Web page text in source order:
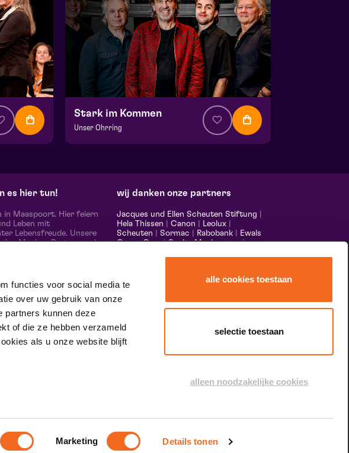
functies voor social media te
over uw gebruik van onze
partners kunnen deze
of die ze hebben verzameld
als u onze website blijft
Marketing Details tonen
alle cookies toestaan
selectie toestaan
alleen noodzakelijke cookies
Stark im Kommen
Unser Ohrring
wo 9 september 2026 | 20:15
es hier tun!
in Maaspoort. Hier feiern
Leben mit
Lebensfreude. Unsere
Macher, Partner und
Red Dot Award Brands &
Design 2024 in der
Design &
wij danken onze partners
Jacques und Ellen Scheuten Stiftung
Hela Thissen
Canon Leolux
Scheuten
Sormac Rabobank
Ewals
Cargo Care|Scelta Mushrooms|
speciale dank aan
Allgemeine Bedingungen und Konditionen Inhaltsverzeichnis